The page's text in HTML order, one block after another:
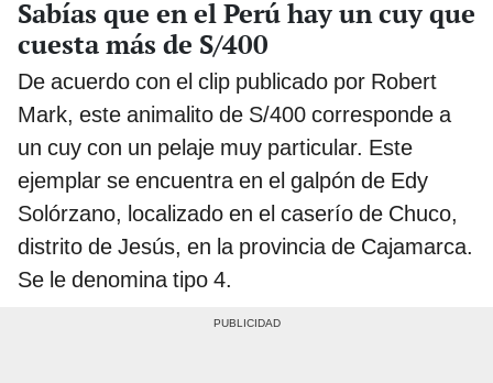
Sabías que en el Perú hay un cuy que
cuesta más de S/400
De acuerdo con el clip publicado por Robert
Mark, este animalito de S/400 corresponde a
un cuy con un pelaje muy particular. Este
ejemplar se encuentra en el galpón de Edy
Solórzano, localizado en el caserío de Chuco,
distrito de Jesús, en la provincia de Cajamarca.
Se le denomina tipo 4.